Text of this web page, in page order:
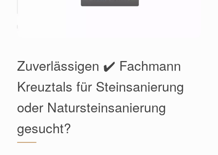
Zuverlässigen ✔️ Fachmann
Kreuztals für Steinsanierung
oder Natursteinsanierung
gesucht?